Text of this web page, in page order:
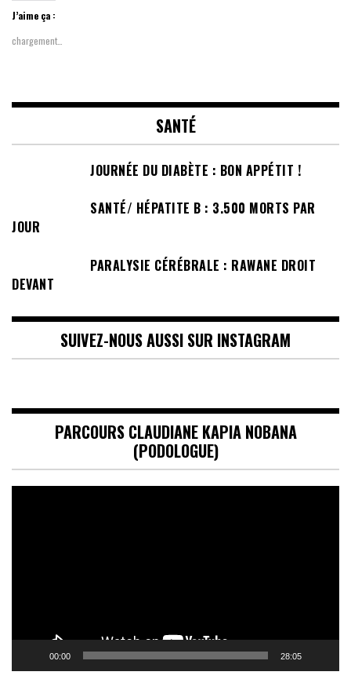
J’aime ça :
chargement…
SANTÉ
JOURNÉE DU DIABÈTE : BON APPÉTIT !
SANTÉ/ HÉPATITE B : 3.500 MORTS PAR
JOUR
PARALYSIE CÉRÉBRALE : RAWANE DROIT
DEVANT
SUIVEZ-NOUS AUSSI SUR INSTAGRAM
PARCOURS CLAUDIANE KAPIA NOBANA
(PODOLOGUE)
00:00 28:05